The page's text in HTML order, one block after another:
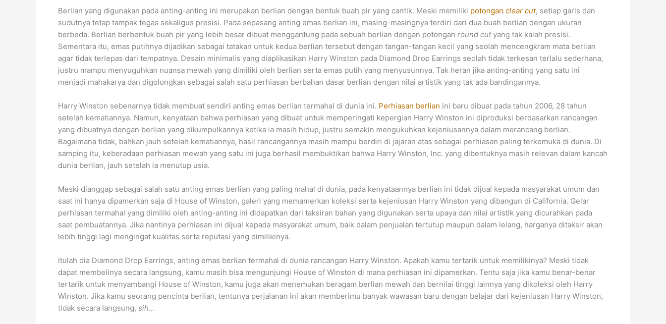
Berlian yang digunakan pada anting-anting ini merupakan berlian dengan bentuk buah pir yang cantik. Meski memiliki potongan clear cut, setiap garis dan
sudutnya tetap tampak tegas sekaligus presisi. Pada sepasang anting emas berlian ini, masing-masingnya terdiri dari dua buah berlian dengan ukuran
berbeda. Berlian berbentuk buah pir yang lebih besar dibuat menggantung pada sebuah berlian dengan potongan round cutyang tak kalah presisi.
Sementara itu, emas putihnya dijadikan sebagai tatakan untuk kedua berlian tersebut dengan tangan-tangan kecil yang seolah mencengkram mata berlian
agar tidak terlepas dari tempatnya. Desain minimalis yang diaplikasikan Harry Winston pada Diamond Drop Earrings seolah tidak terkesan terlalu sederhana,
justru mampu menyuguhkan nuansa mewah yang dimiliki oleh berlian serta emas putih yang menyusunnya. Tak heran jika anting-anting yang satu ini
menjadi mahakarya dan digolongkan sebagai salah satu perhiasan berbahan dasar berlian dengan nilai artistik yang tak ada bandingannya.
Harry Winston sebenarnya tidak membuat sendiri anting emas berlian termahal di dunia ini. Perhiasan berlian ini baru dibuat pada tahun 2006, 28 tahun
setelah kematiannya. Namun, kenyataan bahwa perhiasan yang dibuat untuk memperingati kepergian Harry Winston ini diproduksi berdasarkan rancangan
yang dibuatnya dengan berlian yang dikumpulkannya ketika ia masih hidup, justru semakin mengukuhkan kejeniusannya dalam merancang berlian.
Bagaimana tidak, bahkan jauh setelah kematiannya, hasil rancangannya masih mampu berdiri di jajaran atas sebagai perhiasan paling terkemuka di dunia. Di
samping itu, keberadaan perhiasan mewah yang satu ini juga berhasil membuktikan bahwa Harry Winston, Inc. yang dibentuknya masih relevan dalam kancah
dunia berlian, jauh setelah ia menutup usia.
Meski dianggap sebagai salah satu anting emas berlian yang paling mahal di dunia, pada kenyataannya berlian ini tidak dijual kepada masyarakat umum dan
saat ini hanya dipamerkan saja di House of Winston, galeri yang memamerkan koleksi serta kejeniusan Harry Winston yang dibangun di California. Gelar
perhiasan termahal yang dimiliki oleh anting-anting ini didapatkan dari taksiran bahan yang digunakan serta upaya dan nilai artistik yang dicurahkan pada
saat pembuatannya. Jika nantinya perhiasan ini dijual kepada masyarakat umum, baik dalam penjualan tertutup maupun dalam lelang, harganya ditaksir akan
lebih tinggi lagi mengingat kualitas serta reputasi yang dimilikinya.
Itulah dia Diamond Drop Earrings, anting emas berlian termahal di dunia rancangan Harry Winston. Apakah kamu tertarik untuk memilikinya? Meski tidak
dapat membelinya secara langsung, kamu masih bisa mengunjungi House of Winston di mana perhiasan ini dipamerkan. Tentu saja jika kamu benar-benar
tertarik untuk menyambangi House of Winston, kamu juga akan menemukan beragam berlian mewah dan bernilai tinggi lainnya yang dikoleksi oleh Harry
Winston. Jika kamu seorang pencinta berlian, tentunya perjalanan ini akan memberimu banyak wawasan baru dengan belajar dari kejeniusan Harry Winston,
tidak secara langsung, sih…